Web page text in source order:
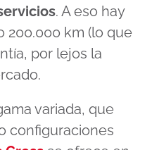
. A eso hay
200.000 km (lo que
por lejos la
variada, que
configuraciones